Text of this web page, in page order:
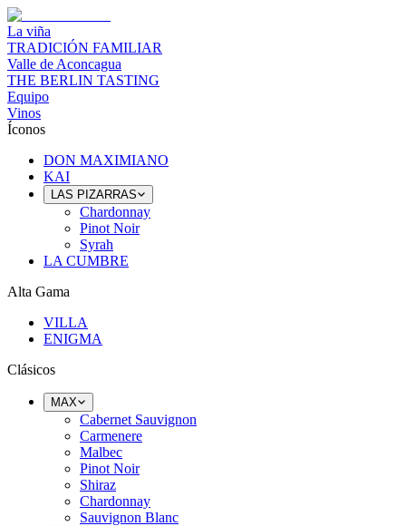
La viña
TRADICIÓN FAMILIAR
Valle de Aconcagua
THE BERLIN TASTING
Equipo
Vinos
Íconos
DON MAXIMIANO
KAI
LAS PIZARRAS
Chardonnay
Pinot Noir
Syrah
LA CUMBRE
Alta Gama
VILLA
ENIGMA
Clásicos
MAX
Cabernet Sauvignon
Carmenere
Malbec
Pinot Noir
Shiraz
Chardonnay
Sauvignon Blanc